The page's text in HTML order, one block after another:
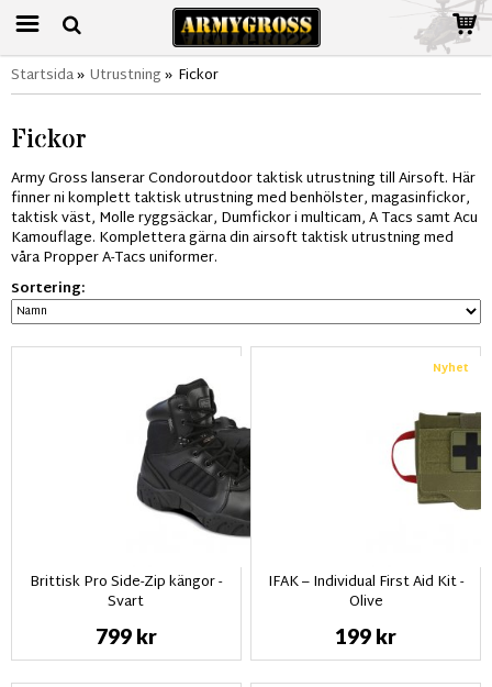
Startsida» Utrustning» Fickor
Fickor
Army Gross lanserar Condoroutdoor taktisk utrustning till Airsoft. Här
finner ni komplett taktisk utrustning med benhölster, magasinfickor,
taktisk väst, Molle ryggsäckar, Dumfickor i multicam, A Tacs samt Acu
Kamouflage. Komplettera gärna din airsoft taktisk utrustning med
våra Propper A-Tacs uniformer.
Sortering:
Brittisk Pro Side-Zip kängor -
Svart
799 kr
Nyhet
IFAK – Individual First Aid Kit -
Olive
199 kr